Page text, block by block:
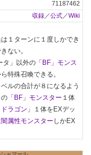
71187462
収録 ／公式 ／Wiki
１ターンに１度しかでき
ない。
タ」以外の 「BF」モンス
特殊召喚できる。
ルの合計が８になるよう
「BF」モンスター １体
ラゴン 」１体をEXデッ
闇属性モンスター しかEX